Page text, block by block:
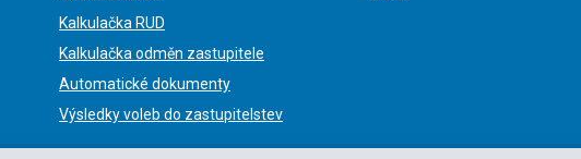
Kalkulačka RUD
Kalkulačka odměn zastupitele
Automatické dokumenty
Výsledky voleb do zastupitelstev